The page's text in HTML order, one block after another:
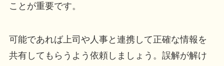
ことが重要です。
可能であれば上司や人事と連携して正確な情報を
共有してもらうよう依頼しましょう。誤解が解け